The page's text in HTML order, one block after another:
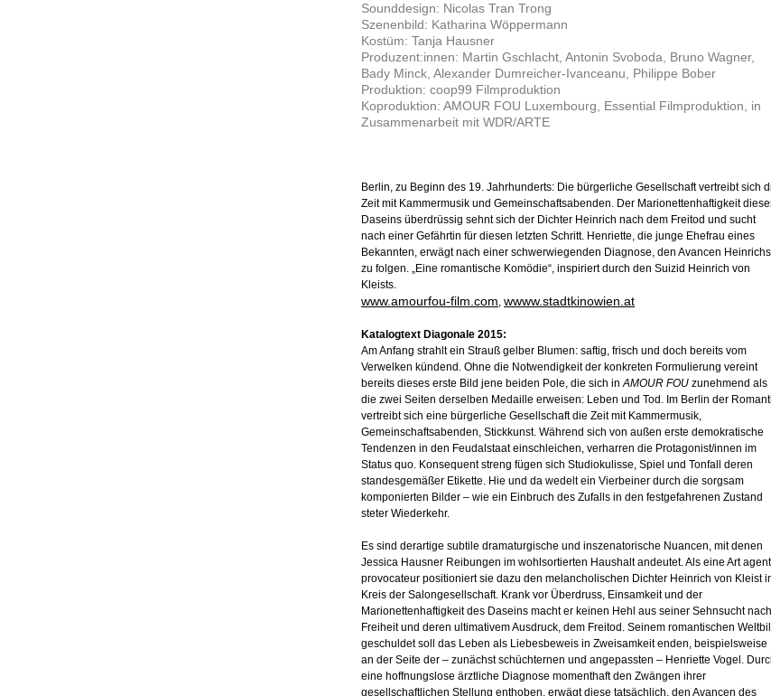
Sounddesign: Nicolas Tran Trong
Szenenbild: Katharina Wöppermann
Kostüm: Tanja Hausner
Produzent:innen: Martin Gschlacht, Antonin Svoboda, Bruno Wagner,
Bady Minck, Alexander Dumreicher-Ivanceanu, Philippe Bober
Produktion: coop99 Filmproduktion
Koproduktion: AMOUR FOU Luxembourg, Essential Filmproduktion, in
Zusammenarbeit mit WDR/ARTE
Berlin, zu Beginn des 19. Jahrhunderts: Die bürgerliche Gesellschaft vertreibt sich
Zeit mit Kammermusik und Gemeinschaftsabenden. Der Marionettenhaftigkeit
Daseins überdrüssig sehnt sich der Dichter Heinrich nach dem Freitod und sucht
nach einer Gefährtin für diesen letzten Schritt. Henriette, die junge Ehefrau eines
Bekannten, erwägt nach einer schwerwiegenden Diagnose, den Avancen Heinrichs
zu folgen. „Eine romantische Komödie“, inspiriert durch den Suizid Heinrich von
Kleists.
www.amourfou-film.com, wwww.stadtkinowien.at
Katalogtext Diagonale 2015:
Am Anfang strahlt ein Strauß gelber Blumen: saftig, frisch und doch bereits vom
Verwelken kündend. Ohne die Notwendigkeit der konkreten Formulierung vereint
bereits dieses erste Bild jene beiden Pole, die sich inAMOUR FOU zunehmend als
die zwei Seiten derselben Medaille erweisen: Leben und Tod. Im Berlin der
vertreibt sich eine bürgerliche Gesellschaft die Zeit mit Kammermusik,
Gemeinschaftsabenden, Stickkunst. Während sich von außen erste demokratische
Tendenzen in den Feudalstaat einschleichen, verharren die Protagonist/innen im
Status quo. Konsequent streng fügen sich Studiokulisse, Spiel und Tonfall deren
standesgemäßer Etikette. Hie und da wedelt ein Vierbeiner durch die sorgsam
komponierten Bilder – wie ein Einbruch des Zufalls in den festgefahrenen Zustand
steter Wiederkehr.
Es sind derartige subtile dramaturgische und inszenatorische Nuancen, mit denen
Jessica Hausner Reibungen im wohlsortierten Haushalt andeutet. Als eine Art agent
provocateur positioniert sie dazu den melancholischen Dichter Heinrich von Kleist
Kreis der Salongesellschaft. Krank vor Überdruss, Einsamkeit und der
Marionettenhaftigkeit des Daseins macht er keinen Hehl aus seiner Sehnsucht nach
Freiheit und deren ultimativem Ausdruck, dem Freitod. Seinem romantischen
geschuldet soll das Leben als Liebesbeweis in Zweisamkeit enden, beispielsweise
an der Seite der – zunächst schüchternen und angepassten – Henriette Vogel.
eine hoffnungslose ärztliche Diagnose momenthaft den Zwängen ihrer
gesellschaftlichen Stellung enthoben, erwägt diese tatsächlich, den Avancen des